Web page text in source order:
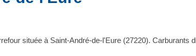
située à Saint-André-de-l'Eure (27220).